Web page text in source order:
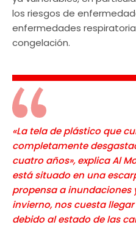
los riesgos de
enfermedades
congelación.
«La tela de plástico que
completamente
cuatro años», explica Al
está situado en una
propensa a inundaciones
invierno, nos cuesta
debido al estado de las